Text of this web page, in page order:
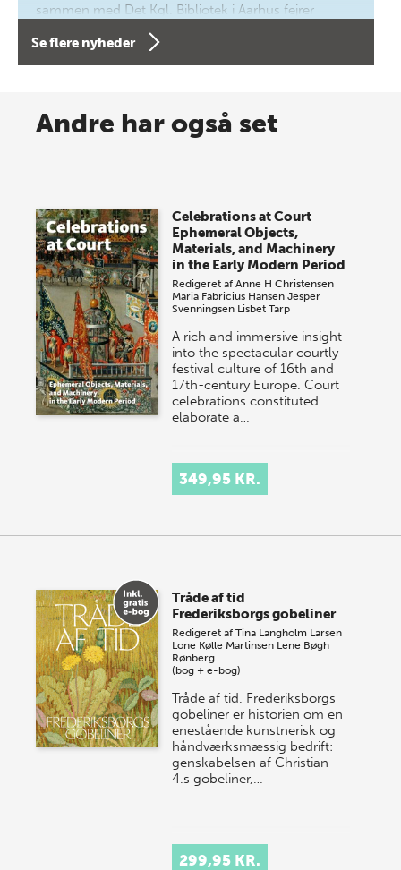
sammen med Det Kgl. Bibliotek i Aarhus fejrer
forfatterne bag vores nyes…
Spar op til 70% til sommer-
onsdag den 10. j…
Se flere nyheder
Andre har også set
Celebrations at Court
Ephemeral Objects,
Materials, and Machinery
in the Early Modern Period
Redigeret afAnne H Christensen
Maria Fabricius Hansen Jesper
Svenningsen Lisbet Tarp
A rich and immersive insight
into the spectacular courtly
festival culture of 16th and
17th-century Europe. Court
celebrations constituted
elaborate a…
349,95 KR.
Tråde af tid
Frederiksborgs gobeliner
Redigeret afTina Langholm Larsen
Lone Kølle Martinsen Lene Bøgh
Rønberg
(bog + e-bog)
Tråde af tid. Frederiksborgs
gobeliner er historien om en
enestående kunstnerisk og
håndværksmæssig bedrift:
genskabelsen af Christian
4.s gobeliner,…
299,95 KR.